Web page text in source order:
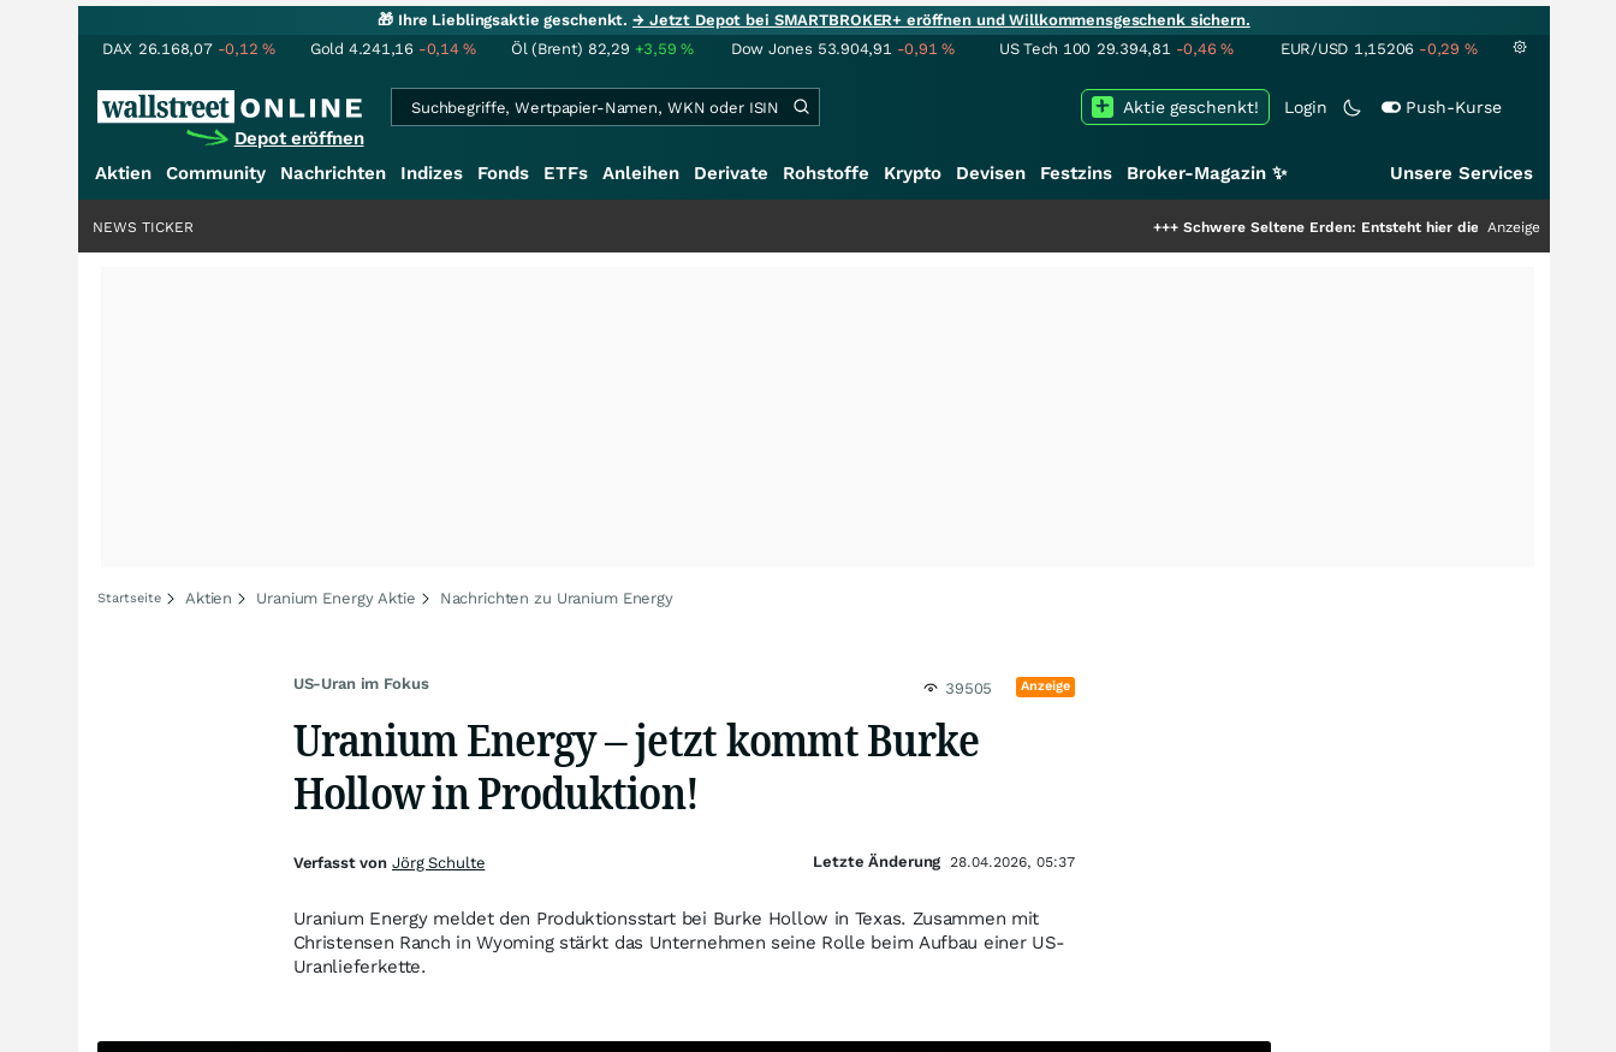
🎁 Ihre Lieblingsaktie geschenkt.→ Jetzt Depot bei SMARTBROKER+ eröffnen und Willkommensgeschenk sichern.
DAX 26.168,07 -0,12% Gold 4.241,16 -0,14% Öl (Brent) 82,29 +3,59% Dow Jones 53.904,91 -0,91% US Tech 100 29.394,81 -0,46% EUR/USD 1,15206 -0,29 %
Depot eröffnen
Login Push-Kurse
Aktie geschenkt!
Aktien Community Nachrichten Indizes Fonds ETFs Anleihen Derivate Rohstoffe Krypto Devisen Festzins Broker-Magazin ✨ Unsere Services
Schwere Seltene Erden: Entsteht hier die nächste Milliardenstory?
Anzeige
NEWS TICKER
Startseite Aktien Uranium Energy Aktie Nachrichten zu Uranium Energy
US-Uran im Fokus 39505 Anzeige
Uranium Energy – jetzt kommt Burke
Hollow in Produktion!
Uranium Energy meldet den Produktionsstart bei Burke Hollow in Texas. Zusammen mit
Christensen Ranch in Wyoming stärkt das Unternehmen seine Rolle beim Aufbau einer US-
Uranlieferkette.
Verfasst von Jörg Schulte Letzte Änderung 28.04.2026, 05:37